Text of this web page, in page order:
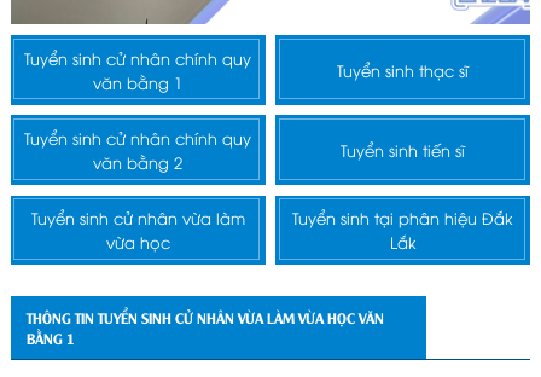
Tuyển sinh cử nhân chính quy
văn bằng 1
Tuyển sinh thạc sĩ
Tuyển sinh cử nhân chính quy
văn bằng 2
Tuyển sinh tiến sĩ
Tuyển sinh cử nhân vừa làm
vừa học
Tuyển sinh tại phân hiệu Đắk
Lắk
THÔNG TIN TUYỂN SINH CỬ NHÂN VỪA LÀM VỪA HỌC VĂN
BẰNG 1